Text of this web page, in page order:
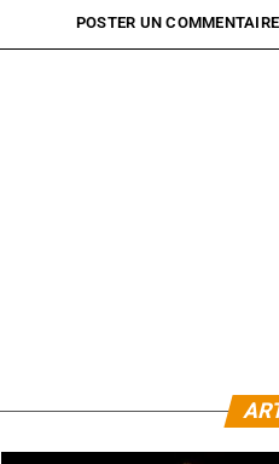
POSTER UN COMMENTAIRE